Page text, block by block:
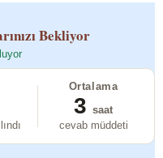
Bekliyor
Ortalama
3 saat
cevab müddeti